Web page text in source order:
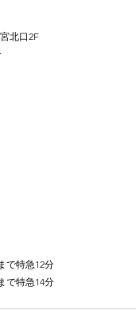
北口2F
で特急12分
で特急14分